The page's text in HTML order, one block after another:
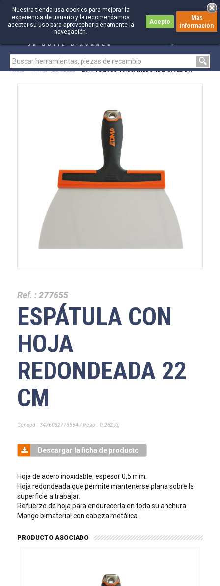
0
0
Nuestra tienda usa cookies para mejorar la
experiencia de usuario y le recomendamos
aceptar su uso para aprovechar plenamente la
navegación.
Acepto
Más
información
Inicio > Pintor de casas > ESPÁTULA CON HOJA REDONDEADA 22 CM
Ref. :277655
ESPÁTULA CON
HOJA
REDONDEADA 22
CM
Gencod : 3476062776554 / Peso : 0.262 kg
Descargar la ficha de producto
Hoja de acero inoxidable, espesor 0,5 mm.
Hoja redondeada que permite mantenerse plana sobre la
superficie a trabajar.
Refuerzo de hoja para endurecerla en toda su anchura.
Mango bimaterial con cabeza metálica.
PRODUCTO ASOCIADO